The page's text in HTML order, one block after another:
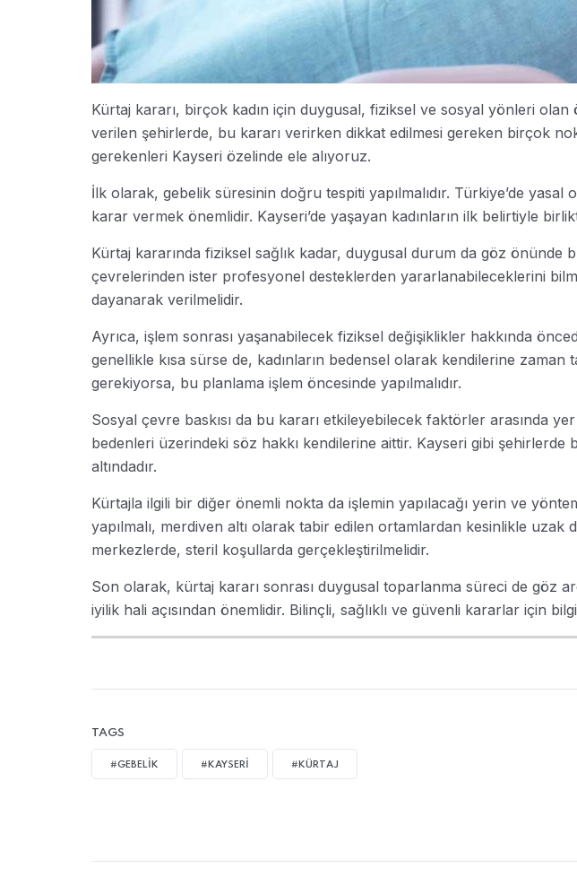
Kürtaj kararı, birçok kadın için duygusal, fiziksel ve sosyal yönleri
verilen şehirlerde, bu kararı verirken dikkat edilmesi gereken birçok
gerekenleri Kayseri özelinde ele alıyoruz.
İlk olarak, gebelik süresinin doğru tespiti yapılmalıdır. Türkiye’de
karar vermek önemlidir. Kayseri’de yaşayan kadınların ilk belirtiyle
Kürtaj kararında fiziksel sağlık kadar, duygusal durum da göz önünde
çevrelerinden ister profesyonel desteklerden yararlanabileceklerini
dayanarak verilmelidir.
Ayrıca, işlem sonrası yaşanabilecek fiziksel değişiklikler hakkında
genellikle kısa sürse de, kadınların bedensel olarak kendilerine zaman
gerekiyorsa, bu planlama işlem öncesinde yapılmalıdır.
Sosyal çevre baskısı da bu kararı etkileyebilecek faktörler arasında
bedenleri üzerindeki söz hakkı kendilerine aittir. Kayseri gibi
altındadır.
Kürtajla ilgili bir diğer önemli nokta da işlemin yapılacağı yerin ve
yapılmalı, merdiven altı olarak tabir edilen ortamlardan kesinlikle uzak
merkezlerde, steril koşullarda gerçekleştirilmelidir.
Son olarak, kürtaj kararı sonrası duygusal toparlanma süreci de göz
iyilik hali açısından önemlidir. Bilinçli, sağlıklı ve güvenli kararlar için
TAGS
#GEBELIK #KAYSERI #KÜRTAJ